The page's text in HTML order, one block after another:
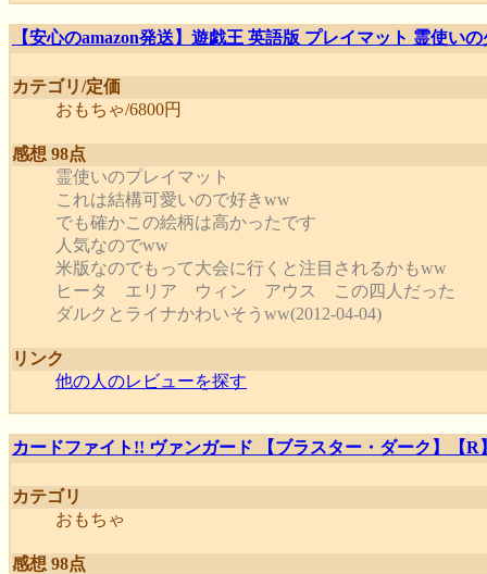
【安心のamazon発送】遊戯王 英語版 プレイマット 霊使い
カテゴリ/定価
おもちゃ/6800円
感想 98点
霊使いのプレイマット
これは結構可愛いので好きww
でも確かこの絵柄は高かったです
人気なのでww
米版なのでもって大会に行くと注目されるかもww
ヒータ エリア ウィン アウス この四人だった
ダルクとライナかわいそうww(2012-04-04)
リンク
他の人のレビューを探す
カードファイト!! ヴァンガード 【ブラスター・ダーク】【
カテゴリ
おもちゃ
感想 98点